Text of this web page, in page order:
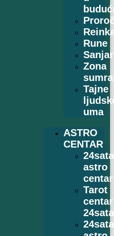
Rune
Zona
Tajne
uma
ASTRO
CENTAR
24sata
astro
centar
Tarot
centar
24sata
24sata